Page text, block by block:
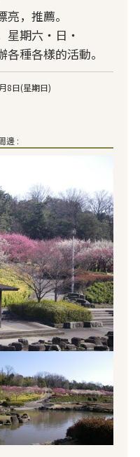
，推薦。
星期六・日・
種各樣的活動。
8日(星期日)
邊 :